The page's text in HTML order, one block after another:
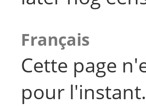
Français
Cette page
pour